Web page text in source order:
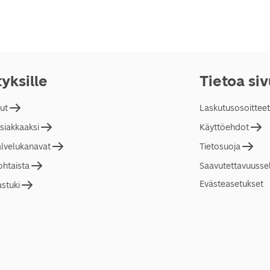
Tietoa
Laskutusosoitteet
Käyttöehdot
Tietosuoja
Evästeasetukset